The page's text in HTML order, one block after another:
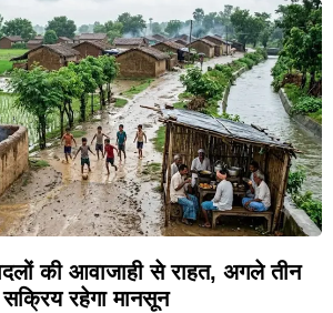
की आवाजाही से राहत, अगले तीन
सक्रिय रहेगा मानसून